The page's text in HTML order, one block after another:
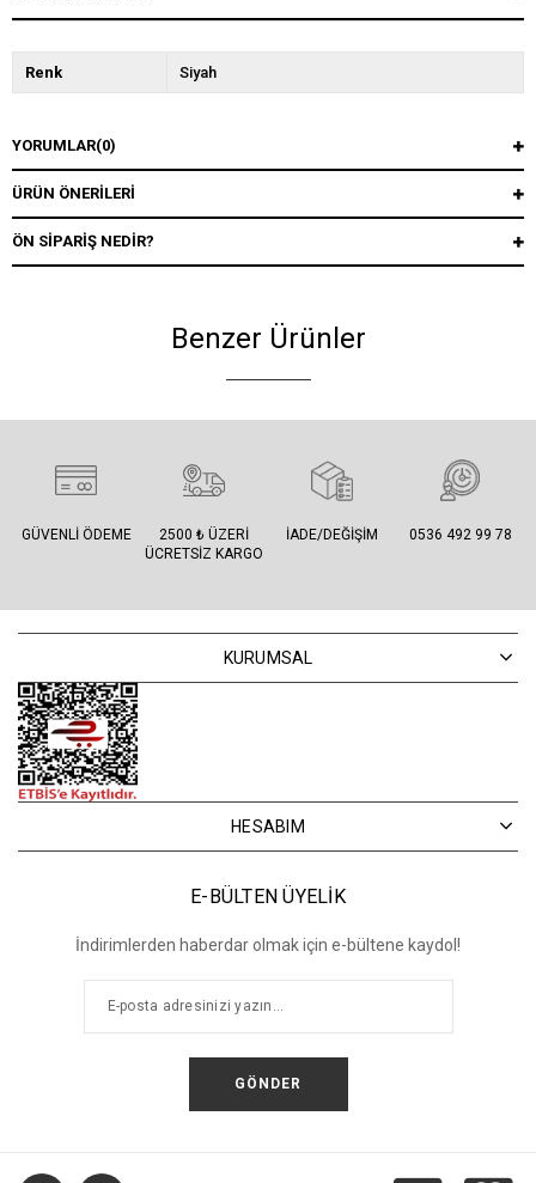
Renk Siyah
YORUMLAR(0)
ÜRÜN ÖNERILERI
ÖN SIPARIŞ NEDIR?
Benzer Ürünler
GÜVENLI ÖDEME
2500 ₺ ÜZERI
ÜCRETSIZ KARGO
İADE/DEĞIŞIM 0536 492 99 78
KURUMSAL
HESABIM
E-BÜLTEN ÜYELİK
İndirimlerden haberdar olmak için e-bültene kaydol!
GÖNDER